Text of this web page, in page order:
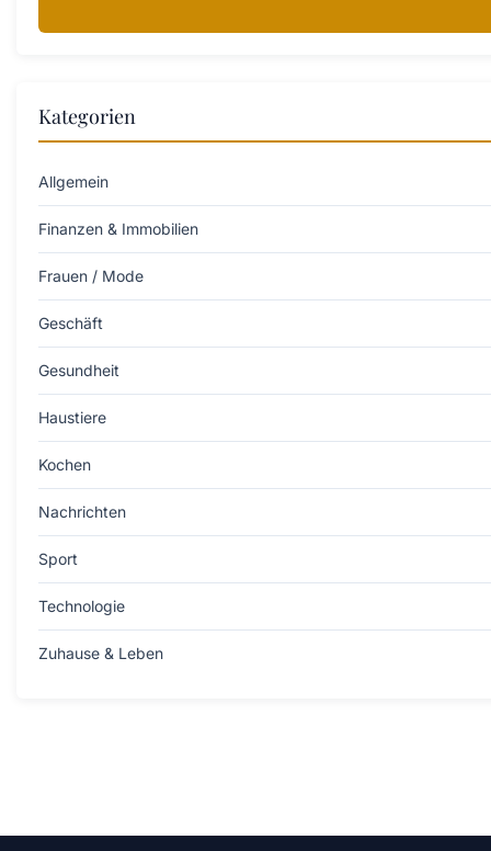
Kategorien
Allgemein
Finanzen & Immobilien
Frauen / Mode
Geschäft
Gesundheit
Haustiere
Kochen
Nachrichten
Sport
Technologie
Zuhause & Leben